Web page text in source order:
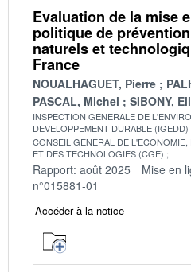
Evaluation de la mise
politique de
naturels et
France
NOUALHAGUET, Pierre
PASCAL, Michel
SIBONY,
INSPECTION GENERALE DE
DEVELOPPEMENT DURABLE (IGEDD)
CONSEIL GENERAL DE
ET DES TECHNOLOGIES (CGE)
Rapport: août 2025 Mise en
n°015881-01
Accéder à la notice